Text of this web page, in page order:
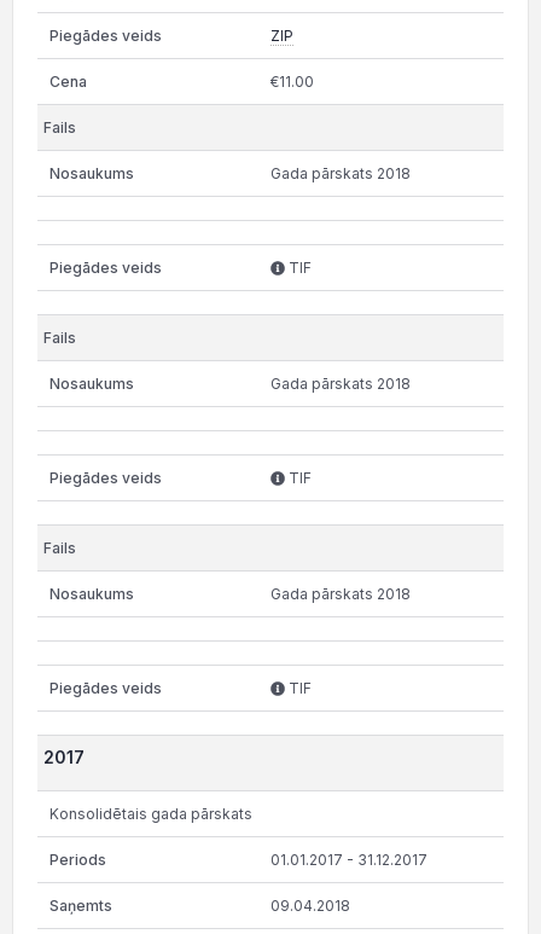
ZIP
€11.00
Gada pārskats 2018
TIF
Gada pārskats 2018
TIF
Gada pārskats 2018
TIF
2017
Konsolidētais gada pārskats
01.01.2017 - 31.12.2017
09.04.2018